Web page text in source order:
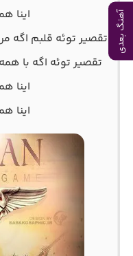
آهنگ بعدی
اﻳﻨﺎ
ﺗﻘﺼﻴﺮ ﺗﻮﺋﻪ ﻗﻠﺒﻢ
ﺗﻘﺼﻴﺮ ﺗﻮﺋﻪ اﮔﻪ ﺑﺎ
اﻳﻨﺎ
اﻳﻨﺎ